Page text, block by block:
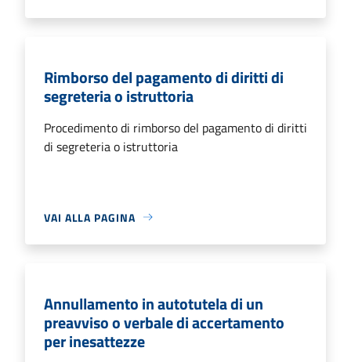
Rimborso del pagamento di diritti di
segreteria o istruttoria
Procedimento di rimborso del pagamento di diritti
di segreteria o istruttoria
VAI ALLA PAGINA
Annullamento in autotutela di un
preavviso o verbale di accertamento
per inesattezze